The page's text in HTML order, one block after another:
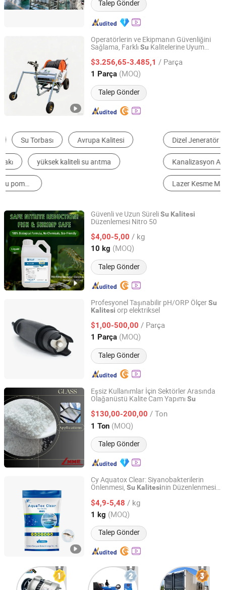
Talep Gönder
Operatörlerin ve Ekipmanın Güvenliğini
Sağlama, Farklı Su Kalitelerine Uyum
Sahip Aquago 40-120
$3.256,65-3.485,1 / Parça
1 Parça (MOQ)
Talep Gönder
Shandong H. T-Bauer Water and Agricultural Machinery &
Engineering Co., Ltd.
Shandong, China Fiyat 2026
Dizel Jeneratör Su Pompası Bilyeli Vana
Kanalizasyon Arıtma Ekipmanları Santrifüj Pompa
Lazer Kesme Makinesi
Güvenli ve Uzun SüreliSu Kalitesi
Düzenlemesi Nitro 50
$4,00-5,00 / kg
10 kg (MOQ)
Talep Gönder
Henan Chenyuan Biotechnology Co., Ltd.
Henan, China Fiyat 2025
Profesyonel Taşınabilir pH/ORP ÖlçerSu
Kalitesi orp elektriksel
$1,00-500,00 / Parça
1 Parça (MOQ)
Talep Gönder
Shanghai Chunye Instrument Technology Co., Ltd.
Shanghai, China Fiyat 2019
Eşsiz Kullanımlar İçin Sektörler Arasında
Olağanüstü Kalite Cam Yapımı Su
$130,00-200,00 / Ton
1 Ton (MOQ)
Talep Gönder
Liaoning Metals and Minerals Enterprise Co., Ltd.
Liaoning, China Fiyat 2025
Cy Aquatox Clear: Siyanobakterilerin
Önlenmesi, Su Kalitesinin Düzenlenmesi
$4,9-5,48 / kg
1 kg (MOQ)
Talep Gönder
Henan Chenyuan Biotechnology Co., Ltd.
Henan, China Fiyat 2025